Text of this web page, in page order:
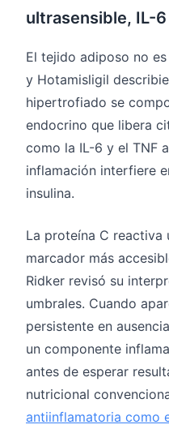
ultrasensible, IL-
El tejido adiposo no
y Hotamisligil
hipertrofiado se
endocrino que libera
como la IL-6 y el TNF
inflamación interfiere
insulina.
La proteína C reactiva
marcador más
Ridker revisó su
umbrales. Cuando
persistente en
un componente
antes de esperar
nutricional
antiinflamatoria como